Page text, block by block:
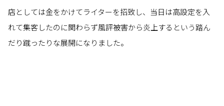
店としては金をかけてライターを招致し、当日は高設定を入
れて集客したのに関わらず風評被害から炎上するという踏ん
だり蹴ったりな展開になりました。